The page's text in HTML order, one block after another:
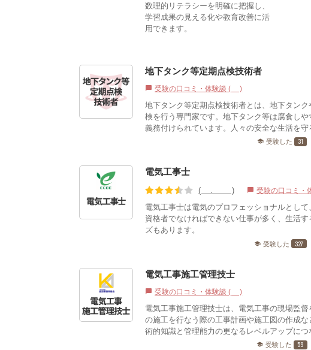
数理的リテラシーを明確に把握し、
学習成果の見える化や教育改善に活
用できます。
地下タンク等定期点検技術者
chat_bubble 受験の口コミ・体験談 (0)
地下タンク等定期点検技術者とは、地下タン
検を行う専門家です。地下タンク等は腐食し
義務付けられています。人々の安全な生活を守
school 受験した 31
電気工事士
(3.62) chat_bubble 受験の口コミ
電気工事士は電気のプロフェッショナルとし
資格者でなければできない仕事が多く、生活
ズもあります。
school 受験した 327
電気工事施工管理技士
chat_bubble 受験の口コミ・体験談 (0)
電気工事施工管理技士は、電気工事の現場監
の施工を行なう際の工事計画や施工図の作成
術的知識と管理能力の更なるレベルアップにつ
school 受験した 59